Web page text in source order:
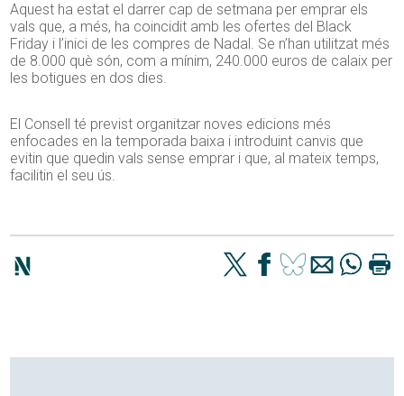
Aquest ha estat el darrer cap de setmana per emprar els
vals que, a més, ha coincidit amb les ofertes del Black
Friday i l’inici de les compres de Nadal. Se n’han utilitzat més
de 8.000 què són, com a mínim, 240.000 euros de calaix per
les botigues en dos dies.
El Consell té previst organitzar noves edicions més
enfocades en la temporada baixa i introduint canvis que
evitin que quedin vals sense emprar i que, al mateix temps,
facilitin el seu ús.